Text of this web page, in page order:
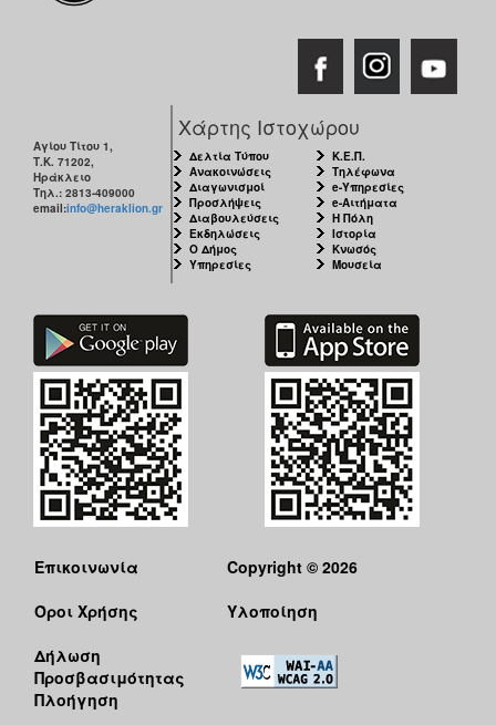
Αγίου Τίτου 1,
Τ.Κ. 71202,
Ηράκλειο
Τηλ.: 2813-409000
email:info@heraklion.gr
Χάρτης Ιστοχώρου
Δελτία Τύπου
Ανακοινώσεις
Διαγωνισμοί
Προσλήψεις
Διαβουλεύσεις
Εκδηλώσεις
Ο Δήμος
Υπηρεσίες
Κ.Ε.Π.
Τηλέφωνα
e-Υπηρεσίες
e-Αιτήματα
Η Πόλη
Ιστορία
Κνωσός
Μουσεία
Επικοινωνία
Όροι Χρήσης
Δήλωση
Προσβασιμότητας
Πλοήγηση
Copyright © 2026
Υλοποίηση